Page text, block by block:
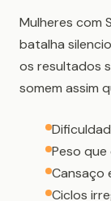
Mulheres com
batalha
os resultados
somem assim
Peso
Cansaço
Ciclos